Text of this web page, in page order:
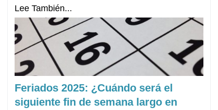
Lee También...
Feriados 2025: ¿Cuándo será el
siguiente fin de semana largo en